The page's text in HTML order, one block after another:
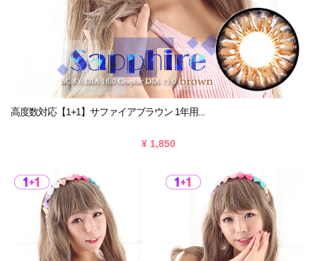
高度数対応【1+1】サファイアブラウン 1年用...
¥ 1,850